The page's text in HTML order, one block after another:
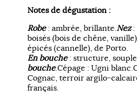
Notes de dégustation :
Robe: ambrée, brillante.Nez:
boisés (bois de chêne,
épicés (cannelle), de Porto.
En bouche: structure,
bouche.Cépage : Ugni
Cognac, terroir argilo-
français.